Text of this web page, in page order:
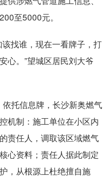
至5000元。
找谁，现在一看牌子，打
心。”望城区居民刘大爷
托信息牌，长沙新奥燃气
机制：施工单位在小区内
责任人，调取该区域燃气
心资料；责任人据此制定
，从根源上杜绝擅自施